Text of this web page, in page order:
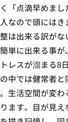
「点滴早めまし
なので頭には
は出来る訳がな
単に出来る事が
レスが溜まる8
中では健常者
生活空間が変
ます。目が見